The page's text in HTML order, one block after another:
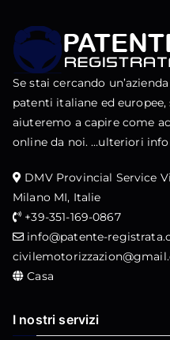
Se stai cercando
patenti italiane ed
aiuteremo a capire come
online da noi. …ulteriori
DMV Provincial Service
Milano MI, Italie
+39-351-169-0867
info@patente-
Casa
I nostri servizi